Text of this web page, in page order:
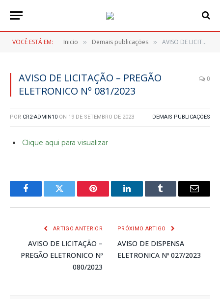
VOCÊ ESTÁ EM: Inicio » Demais publicações » AVISO DE LICITAÇÃO – PREGÃO ELETRONICO Nº 081/2023
AVISO DE LICITAÇÃO – PREGÃO
ELETRONICO Nº 081/2023
0
POR CR2-ADMIN10 ON 19 DE SETEMBRO DE 2023 DEMAIS PUBLICAÇÕES
Clique aqui para visualizar
FacebookTwitter Pinterest LinkedInTumblr
E-
ARTIGO ANTERIOR
AVISO DE LICITAÇÃO –
PREGÃO ELETRONICO Nº
080/2023
PRÓXIMO ARTIGO
AVISO DE DISPENSA
ELETRONICA Nº 027/2023